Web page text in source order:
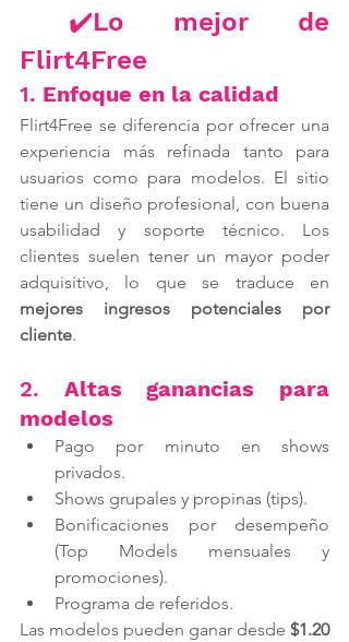
✔️Lo mejor de
Flirt4Free
1. Enfoque en la calidad
Flirt4Free se diferencia por ofrecer una
experiencia más refinada tanto para
usuarios como para modelos. El sitio
tiene un diseño profesional, con buena
usabilidad y soporte técnico. Los
clientes suelen tener un mayor poder
mejores ingresos potenciales por
cliente.
2. Altas ganancias para
modelos
Pago por minuto en shows
privados.
Shows grupales y propinas (tips).
Bonificaciones por desempeño
(Top Models mensuales y
promociones).
Programa de referidos.
Las modelos pueden ganar desde $1.20